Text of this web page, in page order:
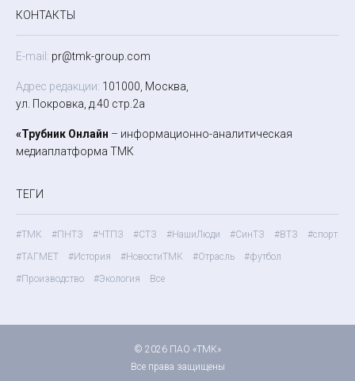
КОНТАКТЫ
E-mail: pr@tmk-group.com
Адрес редакции: 101000, Москва,
ул. Покровка, д.40 стр.2а
«Трубник Онлайн – информационно-аналитическая
медиаплатформа ТМК
ТЕГИ
#ТМК #ПНТЗ #ЧТПЗ #СТЗ #НашиЛюди #СинТЗ #ВТЗ
#спорт
#ТАГМЕТ
#История #НовостиТМК #Отрасль
#футбол
#Производство
#Экология Все
© 2026 ПАО «ТМК»
Все права защищены